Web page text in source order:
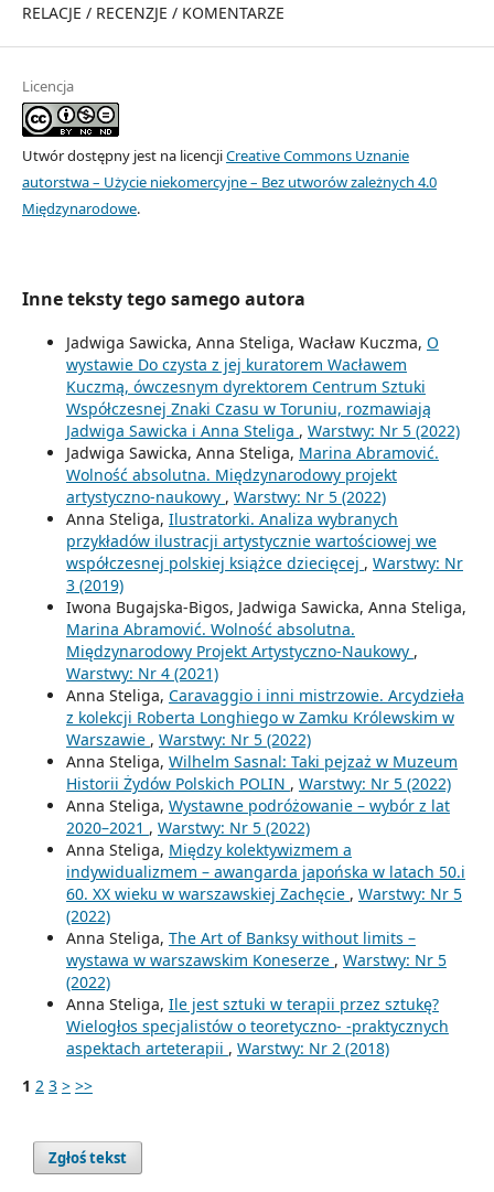
RELACJE / RECENZJE / KOMENTARZE
Licencja
Utwór dostępny jest na licencjiCreative Commons Uznanie
autorstwa – Użycie niekomercyjne – Bez utworów zależnych 4.0
Międzynarodowe.
Inne teksty tego samego autora
Jadwiga Sawicka, Anna Steliga, Wacław Kuczma, O
wystawie Do czysta z jej kuratorem Wacławem
Kuczmą, ówczesnym dyrektorem Centrum Sztuki
Współczesnej Znaki Czasu w Toruniu, rozmawiają
Jadwiga Sawicka i Anna Steliga , Warstwy: Nr 5 (2022)
Jadwiga Sawicka, Anna Steliga, Marina Abramović.
Wolność absolutna. Międzynarodowy projekt
artystyczno-naukowy , Warstwy: Nr 5 (2022)
Anna Steliga, Ilustratorki. Analiza wybranych
przykładów ilustracji artystycznie wartościowej we
współczesnej polskiej książce dziecięcej , Warstwy: Nr
3 (2019)
Iwona Bugajska-Bigos, Jadwiga Sawicka, Anna Steliga,
Marina Abramović. Wolność absolutna.
Międzynarodowy Projekt Artystyczno-Naukowy ,
Warstwy: Nr 4 (2021)
Anna Steliga, Caravaggio i inni mistrzowie. Arcydzieła
z kolekcji Roberta Longhiego w Zamku Królewskim w
Warszawie , Warstwy: Nr 5 (2022)
Anna Steliga, Wilhelm Sasnal: Taki pejzaż w Muzeum
Historii Żydów Polskich POLIN , Warstwy: Nr 5 (2022)
Anna Steliga, Wystawne podróżowanie – wybór z lat
2020–2021 , Warstwy: Nr 5 (2022)
Anna Steliga, Między kolektywizmem a
indywidualizmem – awangarda japońska w latach 50.i
60. XX wieku w warszawskiej Zachęcie , Warstwy: Nr 5
(2022)
Anna Steliga, The Art of Banksy without limits –
wystawa w warszawskim Koneserze , Warstwy: Nr 5
(2022)
Anna Steliga, Ile jest sztuki w terapii przez sztukę?
Wielogłos specjalistów o teoretyczno- -praktycznych
aspektach arteterapii , Warstwy: Nr 2 (2018)
1 2 3 > >>
Zgłoś tekst